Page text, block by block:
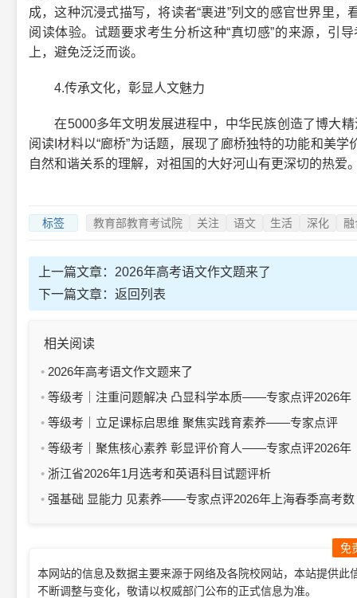
成，这种沉浸式描写，将读者“裹进”列文的感官世界里
阅读体验。试题要求考生分析这种“真切感”的来源，引
上，避免泛泛而谈。
4.传承文化，彰显人文魅力
在5000多年文明发展进程中，中华民族创造了博大精
阅读I材料以“廊桥”为话题，展现了廊桥独特的功能和美
自然和谐关系的理解，对祖国的大好河山有更深切的热爱
标签 教育部教育考试院 关注 语文 生活 深化 融
上一篇文章： 2026年高考语文作文题来了
下一篇文章： 返回列表
相关阅读
2026年高考语文作文题来了
等级考｜注重问题解决 凸显科学本质——专家点评2026年
上海市普通高中学业水平等级性考试生物学科目试卷
等级考｜立足课标启思维 聚焦实践育素养——专家点评
2026年上海市普通高中学业水平等级性考试化学科目试卷
等级考｜聚焦核心素养 彰显评价育人——专家点评2026年
上海市普通高中学业水平等级性考试物理科目试卷
浙江省2026年1月选考和英语科目试题评析
强基础 显能力 见素养——专家点评2026年上海春季高考数
免
本网站的信息及数据主要来源于网络及各院校网站，本站提供
不断调整与变化，敬请以权威部门公布的正式信息为准。